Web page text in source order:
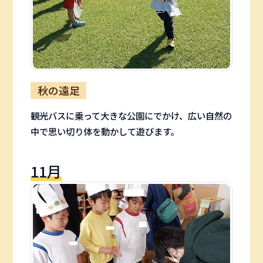
秋の遠足
観光バスに乗って大きな公園にでかけ、広い自然の
中で思い切り体を動かして遊びます。
11月